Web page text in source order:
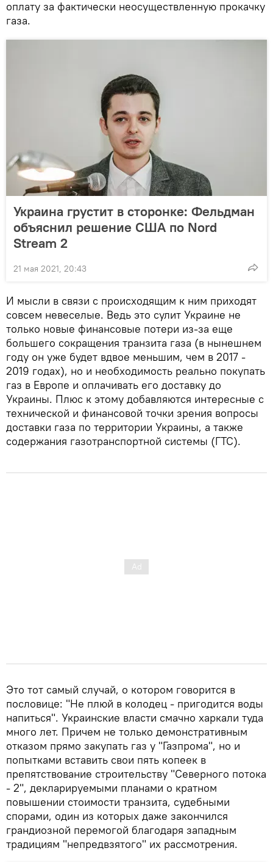
оплату за фактически неосуществленную прокачку
газа.
Украина грустит в сторонке: Фельдман
объяснил решение США по Nord
Stream 2
21 мая 2021, 20:43
И мысли в связи с происходящим к ним приходят
совсем невеселые. Ведь это сулит Украине не
только новые финансовые потери из-за еще
большего сокращения транзита газа (в нынешнем
году он уже будет вдвое меньшим, чем в 2017 -
2019 годах), но и необходимость реально покупать
газ в Европе и оплачивать его доставку до
Украины. Плюс к этому добавляются интересные с
технической и финансовой точки зрения вопросы
доставки газа по территории Украины, а также
содержания газотранспортной системы (ГТС).
Это тот самый случай, о котором говорится в
пословице: "Не плюй в колодец - пригодится воды
напиться". Украинские власти смачно харкали туда
много лет. Причем не только демонстративным
отказом прямо закупать газ у "Газпрома", но и
попытками вставить свои пять копеек в
препятствование строительству "Северного потока
- 2", декларируемыми планами о кратном
повышении стоимости транзита, судебными
спорами, один из которых даже закончился
грандиозной перемогой благодаря западным
традициям "непредвзятого" их рассмотрения.